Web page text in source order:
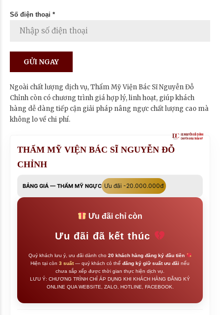
Số điện thoại *
Ngoài chất lượng dịch vụ, Thẩm Mỹ Viện Bác Sĩ Nguyễn Đỗ
Chỉnh còn có chương trình giá hợp lý, linh hoạt, giúp khách
hàng dễ dàng tiếp cận giải pháp nâng ngực chất lượng cao mà
không lo về chi phí.
THẨM MỸ VIỆN BÁC SĨ NGUYỄN ĐỖ
CHỈNH
BẢNG GIÁ — THẨM MỸ NGỰC Ưu đãi -20.000.000đ
Ưu đãi chỉ còn
Ưu đãi đã kết thúc
Quý khách lưu ý, ưu đãi dành cho 20 khách hàng đăng ký đầu tiên
Hiện tại còn 3 suất— quý khách có thể đăng ký giữ suất ưu đãi nếu
chưa sắp xếp được thời gian thực hiện dịch vụ.
LƯU Ý: CHƯƠNG TRÌNH CHỈ ÁP DỤNG KHI KHÁCH HÀNG ĐĂNG KÝ
ONLINE QUA WEBSITE, ZALO, HOTLINE, FACEBOOK.